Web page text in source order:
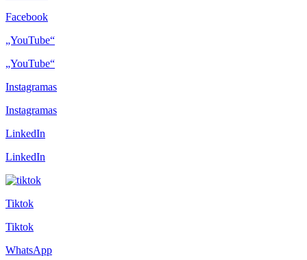
Facebook
„YouTube“
„YouTube“
Instagramas
Instagramas
LinkedIn
LinkedIn
Tiktok
Tiktok
WhatsApp